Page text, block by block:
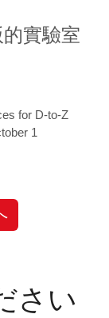
的實驗室
for D-to-Z
1
さい